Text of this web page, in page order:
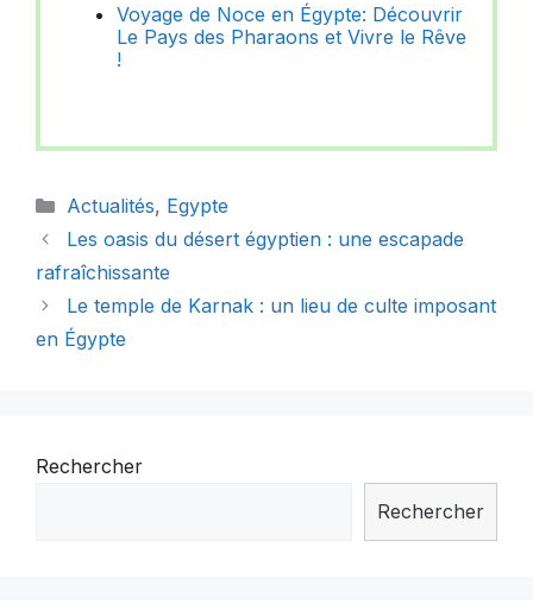
Voyage de Noce en Égypte: Découvrir
Le Pays des Pharaons et Vivre le Rêve
!
Catégories
Actualités, Egypte
Les oasis du désert égyptien : une escapade
rafraîchissante
Le temple de Karnak : un lieu de culte imposant
en Égypte
Rechercher
Rechercher